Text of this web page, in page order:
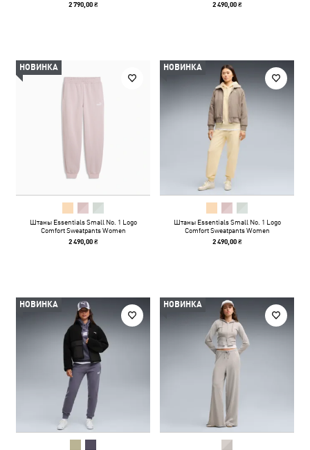
2 790,00 ₴ 2 490,00 ₴
НОВИНКА
Штаны Essentials Small No. 1 Logo
Comfort Sweatpants Women
2 490,00 ₴
НОВИНКА
Штаны Essentials Small No. 1 Logo
Comfort Sweatpants Women
2 490,00 ₴
НОВИНКА НОВИНКА